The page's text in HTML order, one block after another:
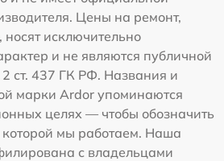
Цены на ремонт,
исключительно
и не являются публичной
2 ст. 437 ГК РФ. Названия и
марки Ardor упоминаются
целях — чтобы обозначить
которой мы работаем. Наша
с владельцами